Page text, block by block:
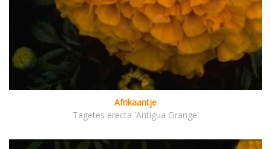
Afrikaantje
Tagetes erecta 'Antigua Orange'